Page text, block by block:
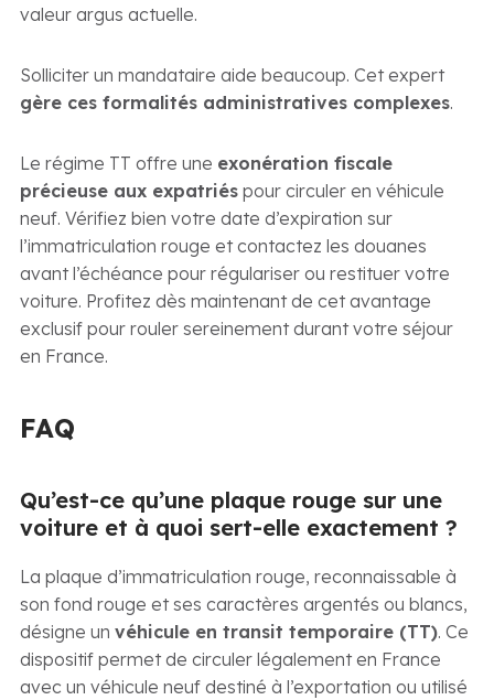
valeur argus actuelle.
Solliciter un mandataire aide beaucoup. Cet expert
gère ces formalités administratives complexes.
Le régime TT offre une exonération fiscale
précieuse aux expatriéspour circuler en véhicule
neuf. Vérifiez bien votre date d’expiration sur
l’immatriculation rouge et contactez les douanes
avant l’échéance pour régulariser ou restituer votre
voiture. Profitez dès maintenant de cet avantage
exclusif pour rouler sereinement durant votre séjour
en France.
FAQ
Qu’est-ce qu’une plaque rouge sur une
voiture et à quoi sert-elle exactement ?
La plaque d’immatriculation rouge, reconnaissable à
son fond rouge et ses caractères argentés ou blancs,
désigne un véhicule en transit temporaire (TT). Ce
dispositif permet de circuler légalement en France
avec un véhicule neuf destiné à l’exportation ou utilisé